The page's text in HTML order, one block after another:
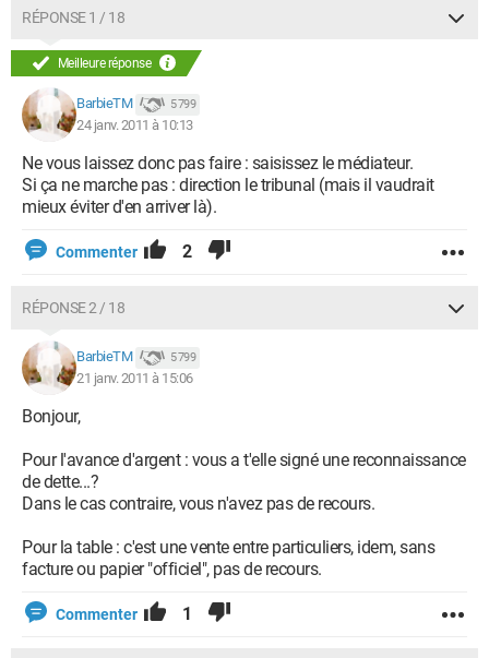
RÉPONSE 1 / 18
Meilleure réponse
BarbieTM 5 799
24 janv. 2011 à 10:13
Ne vous laissez donc pas faire : saisissez le médiateur.
Si ça ne marche pas : direction le tribunal (mais il vaudrait
mieux éviter d'en arriver là).
Commenter 2
RÉPONSE 2 / 18
BarbieTM 5 799
21 janv. 2011 à 15:06
Bonjour,
Pour l'avance d'argent : vous a t'elle signé une reconnaissance
de dette...?
Dans le cas contraire, vous n'avez pas de recours.
Pour la table : c'est une vente entre particuliers, idem, sans
facture ou papier "officiel", pas de recours.
Commenter 1